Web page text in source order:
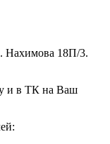
Нахимова 18П/3.
и в ТК на Ваш